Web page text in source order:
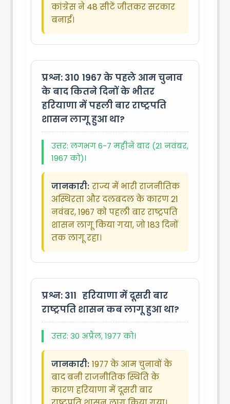
कांग्रेस ने 48 सीटें जीतकर सरकार
बनाई।
प्रश्न: 310 1967 के पहले आम चुनाव
के बाद कितने दिनों के भीतर
हरियाणा में पहली बार राष्ट्रपति
शासन लागू हुआ था?
उत्तर: लगभग 6-7 महीने बाद (21 नवंबर,
1967 को)।
जानकारी: राज्य में भारी राजनीतिक
अस्थिरता और दलबदल के कारण 21
नवंबर, 1967 को पहली बार राष्ट्रपति
शासन लागू किया गया, जो 183 दिनों
तक लागू रहा।
प्रश्न: 311 हरियाणा में दूसरी बार
राष्ट्रपति शासन कब लागू हुआ था?
उत्तर: 30 अप्रैल, 1977 को।
जानकारी: 1977 के आम चुनावों के
बाद बनी राजनीतिक स्थिति के
कारण हरियाणा में दूसरी बार